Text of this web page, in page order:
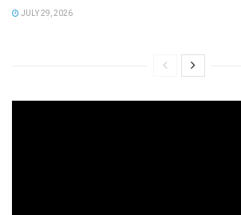
JULY 29, 2026